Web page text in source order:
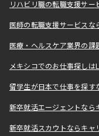
リハビリ職の転職支援サー
医師の転職支援サービスな
医療・ヘルスケア業界の
メキシコでのお仕事探し
留学生が日本で仕事を探す
新卒就活エージェントなら
新卒就活スカウトならキャ